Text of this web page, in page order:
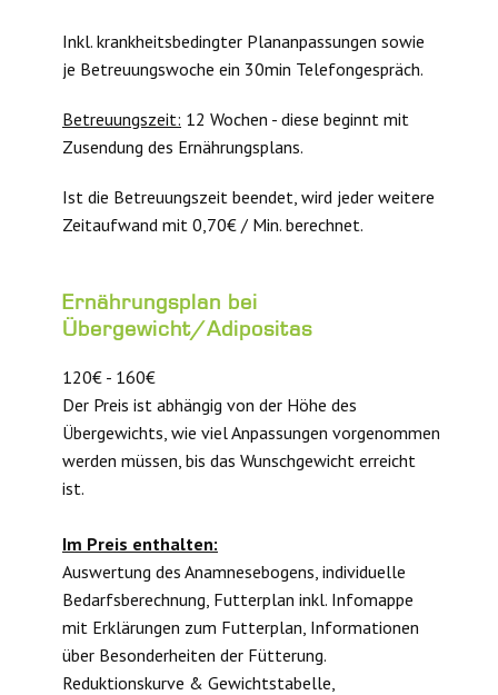
Inkl. krankheitsbedingter Plananpassungen sowie
je Betreuungswoche ein 30min Telefongespräch.
Betreuungszeit: 12 Wochen - diese beginnt mit
Zusendung des Ernährungsplans.
Ist die Betreuungszeit beendet, wird jeder weitere
Zeitaufwand mit 0,70€ / Min. berechnet.
Ernährungsplan bei
Übergewicht/Adipositas
120€ - 160€
Der Preis ist abhängig von der Höhe des
Übergewichts, wie viel Anpassungen vorgenommen
werden müssen, bis das Wunschgewicht erreicht
ist.
Im Preis enthalten:
Auswertung des Anamnesebogens, individuelle
Bedarfsberechnung, Futterplan inkl. Infomappe
mit Erklärungen zum Futterplan, Informationen
über Besonderheiten der Fütterung.
Reduktionskurve & Gewichtstabelle,